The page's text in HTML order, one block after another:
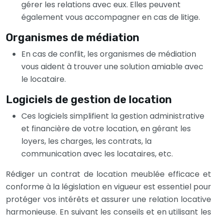
gérer les relations avec eux. Elles peuvent
également vous accompagner en cas de litige.
Organismes de médiation
En cas de conflit, les organismes de médiation
vous aident à trouver une solution amiable avec
le locataire.
Logiciels de gestion de location
Ces logiciels simplifient la gestion administrative
et financière de votre location, en gérant les
loyers, les charges, les contrats, la
communication avec les locataires, etc.
Rédiger un contrat de location meublée efficace et
conforme à la législation en vigueur est essentiel pour
protéger vos intérêts et assurer une relation locative
harmonieuse. En suivant les conseils et en utilisant les